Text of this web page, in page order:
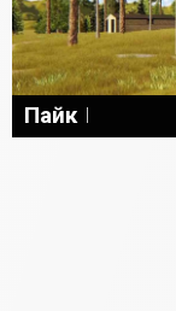
Пайк